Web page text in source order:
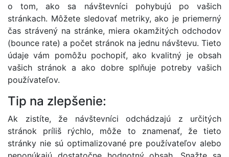
o tom, ako sa návštevníci pohybujú po vašich
stránkach. Môžete sledovať metriky, ako je priemerný
čas strávený na stránke, miera okamžitých odchodov
(bounce rate) a počet stránok na jednu návštevu. Tieto
údaje vám pomôžu pochopiť, ako kvalitný je obsah
vašich stránok a ako dobre splňuje potreby vašich
používateľov.
Tip na zlepšenie:
Ak zistíte, že návštevníci odchádzajú z určitých
stránok príliš rýchlo, môže to znamenať, že tieto
stránky nie sú optimalizované pre používateľov alebo